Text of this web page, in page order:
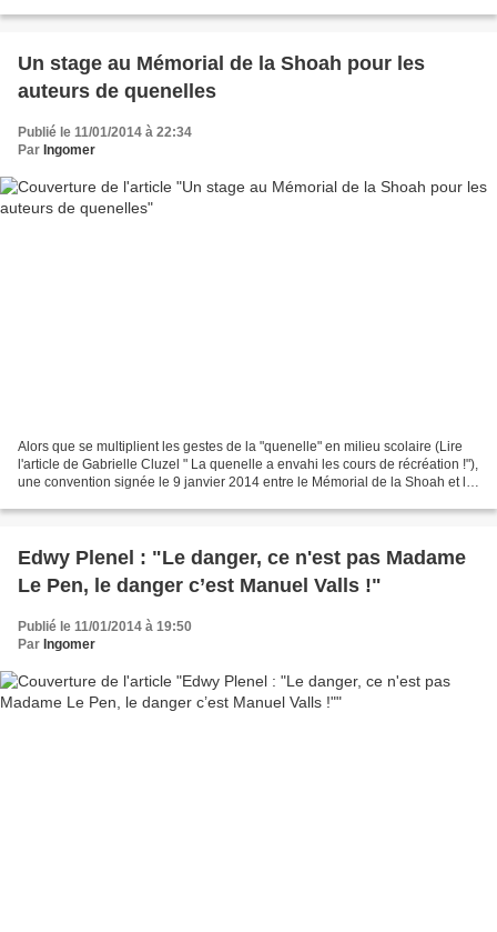
Un stage au Mémorial de la Shoah pour les
auteurs de quenelles
Publié le 11/01/2014 à 22:34
Par Ingomer
Alors que se multiplient les gestes de la "quenelle" en milieu scolaire (Lire
l'article de Gabrielle Cluzel " La quenelle a envahi les cours de récréation !"),
une convention signée le 9 janvier 2014 entre le Mémorial de la Shoah et le
Edwy Plenel : "Le danger, ce n'est pas Madame
Le Pen, le danger c’est Manuel Valls !"
Publié le 11/01/2014 à 19:50
Par Ingomer